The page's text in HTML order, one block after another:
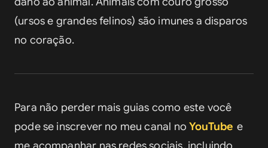
(ursos e grandes felinos) são imunes a disparos
no coração.
Para não perder mais guias como este você
pode se inscrever no meu canal no YouTube e